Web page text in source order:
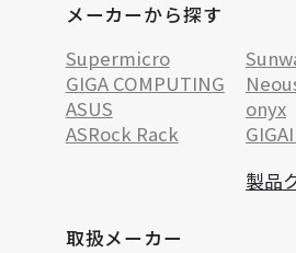
メーカーから探す
Supermicro
GIGA COMPUTING
ASUS
onyx
ASRock Rack
製品
取扱メーカー